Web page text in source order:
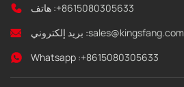
هاتف :+8615080305633
بريد إلكتروني :sales@kingsfang.com
Whatsapp :+8615080305633